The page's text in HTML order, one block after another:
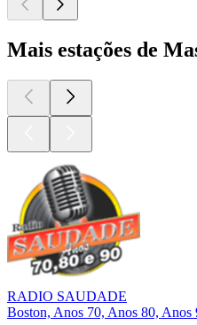
Mais estações de
RADIO SAUDADE
Boston, Anos 70, Anos 80, Anos